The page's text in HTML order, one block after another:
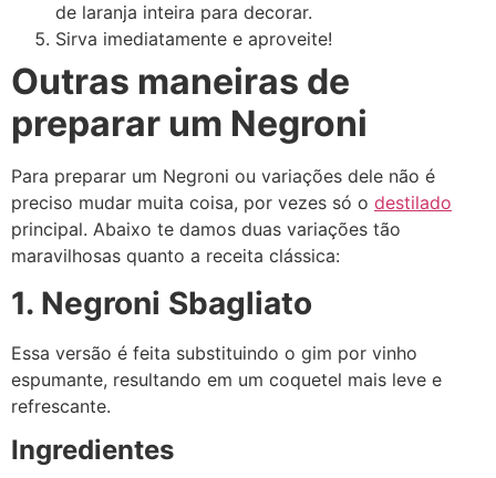
de laranja inteira para decorar.
Sirva imediatamente e aproveite!
Outras maneiras de
preparar um Negroni
Para preparar um Negroni ou variações dele não é
preciso mudar muita coisa, por vezes só o destilado
principal. Abaixo te damos duas variações tão
maravilhosas quanto a receita clássica:
1. Negroni Sbagliato
Essa versão é feita substituindo o gim por vinho
espumante, resultando em um coquetel mais leve e
refrescante.
Ingredientes